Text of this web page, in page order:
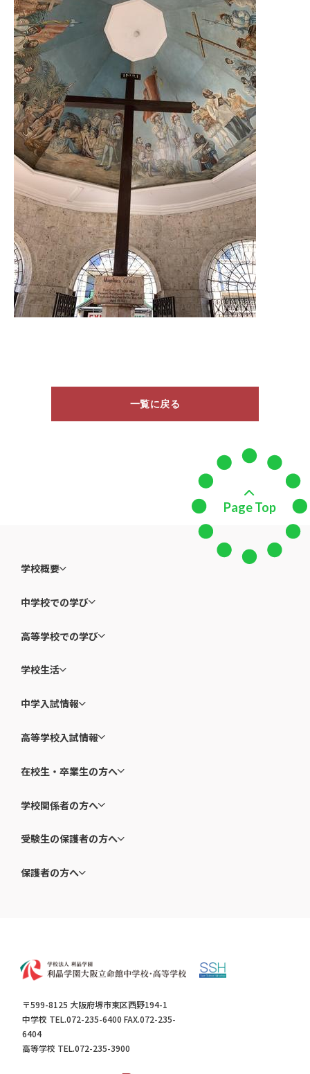
一覧に戻る
学校概要
中学校での学び
高等学校での学び
学校生活
中学入試情報
高等学校入試情報
在校生・卒業生の方へ
学校関係者の方へ
受験生の保護者の方へ
保護者の方へ
Page Top
〒599-8125 大阪府堺市東区西野194-1
中学校 TEL.072-235-6400 FAX.072-235-
6404
高等学校 TEL.072-235-3900